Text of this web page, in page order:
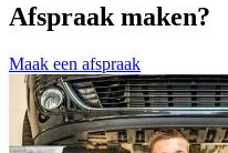
Afspraak maken?
Maak een afspraak